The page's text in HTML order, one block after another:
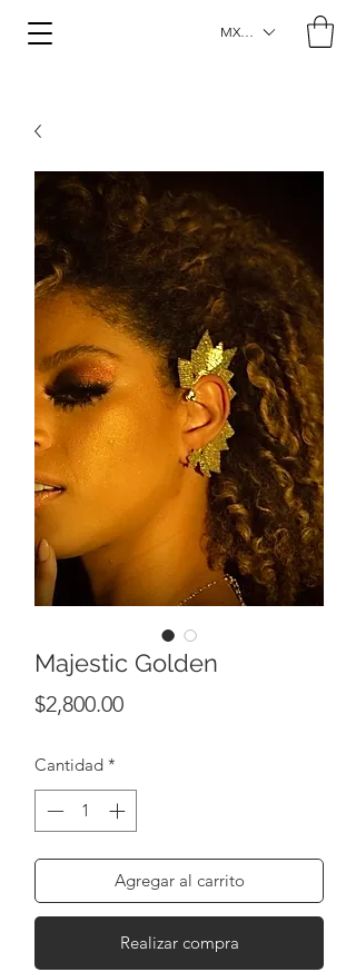
MXN ($)
Majestic Golden
$2,800.00Precio
Cantidad *
Agregar al carrito
Realizar compra